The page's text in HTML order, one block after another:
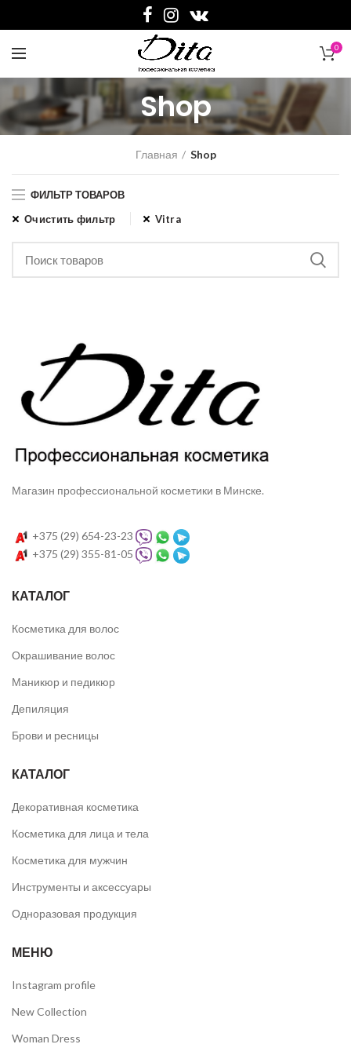
0
Shop
Главная Shop
ФИЛЬТР ТОВАРОВ
Очистить фильтр
Vitra
Магазин профессиональной косметики в Минске.
+375 (29) 654-23-23
+375 (29) 355-81-05
КАТАЛОГ
Косметика для волос
Окрашивание волос
Маникюр и педикюр
Депиляция
Брови и ресницы
КАТАЛОГ
Декоративная косметика
Косметика для лица и тела
Косметика для мужчин
Инструменты и аксессуары
Одноразовая продукция
МЕНЮ
Instagram profile
New Collection
Woman Dress